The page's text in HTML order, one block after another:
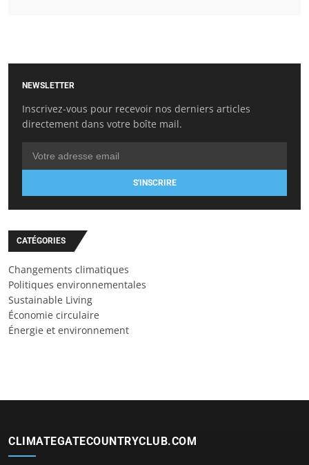
NEWSLETTER
Inscrivez-vous pour recevoir nos derniers articles
directement dans votre boîte mail.
S'INSCRIRE
CATÉGORIES
Changements climatiques
Politiques environnementales
Sustainable Living
Économie circulaire
Énergie et environnement
CLIMATEGATECOUNTRYCLUB.COM